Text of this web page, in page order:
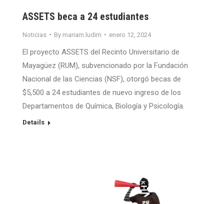
ASSETS beca a 24 estudiantes
Noticias By mariam.ludim enero 12, 2024
El proyecto ASSETS del Recinto Universitario de
Mayagüez (RUM), subvencionado por la Fundación
Nacional de las Ciencias (NSF), otorgó becas de
$5,500 a 24 estudiantes de nuevo ingreso de los
Departamentos de Química, Biología y Psicología.
Details